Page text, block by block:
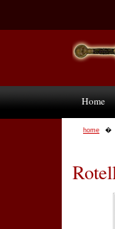
Home
home